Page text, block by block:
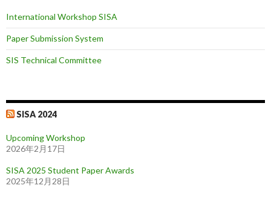
International Workshop SISA
Paper Submission System
SIS Technical Committee
SISA 2024
Upcoming Workshop
2026年2月17日
SISA 2025 Student Paper Awards
2025年12月28日